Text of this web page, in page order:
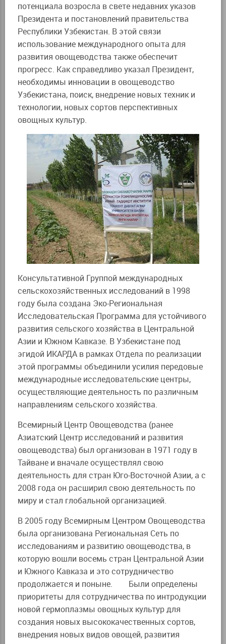
потенциала возросла в свете недавних указов
Президента и постановлений правительства
Республики Узбекистан. В этой связи
использование международного опыта для
развития овощеводства также обеспечит
прогресс. Как справедливо указал Президент,
необходимы инновации в овощеводство
Узбекистана, поиск, внедрение новых техник и
технологии, новых сортов перспективных
овощных культур.
Консультативной Группой международных
сельскохозяйственных исследований в 1998
году была создана Эко-Региональная
Исследовательская Программа для устойчивого
развития сельского хозяйства в Центральной
Азии и Южном Кавказе. В Узбекистане под
эгидой ИКАРДА в рамках Отдела по реализации
этой программы объединили усилия передовые
международные исследовательские центры,
осуществляющие деятельность по различным
направлениям сельского хозяйства.
Всемирный Центр Овощеводства (ранее
Азиатский Центр исследований и развития
овощеводства) был организован в 1971 году в
Тайване и вначале осуществлял свою
деятельность для стран Юго-Восточной Азии, а с
2008 года он расширил свою деятельность по
миру и стал глобальной организацией.
В 2005 году Всемирным Центром Овощеводства
была организована Региональная Сеть по
исследованиям и развитию овощеводства, в
которую вошли восемь стран Центральной Азии
и Южного Кавказа и это сотрудничество
продолжается и поныне. Были определены
приоритеты для сотрудничества по интродукции
новой гермоплазмы овощных культур для
создания новых высококачественных сортов,
внедрения новых видов овощей, развития